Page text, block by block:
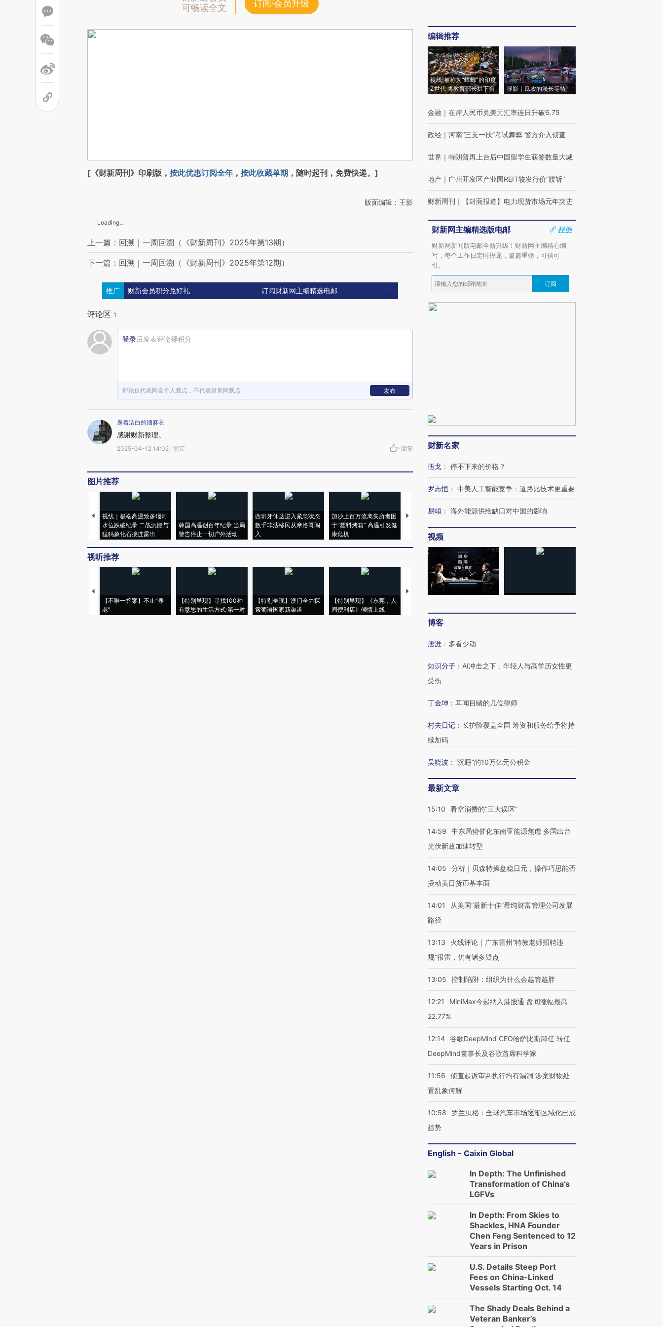
可畅读全文
订阅/会员升级
[《财新周刊》印刷版， 按此优惠订阅全年 ， 按此收藏单期 ，随时起刊，免费快递。]
版面编辑：王影
Loading...
上一篇：回溯｜一周回溯（《财新周刊》2025年第13期）
下一篇：回溯｜一周回溯（《财新周刊》2025年第12期）
推广 财新会员积分兑好礼 订阅财新网主编精选电邮
评论区 1
登录后发表评论得积分
评论仅代表网友个人观点，不代表财新网观点 发布
身着洁白的细麻衣
感谢财新整理。
2025-04-12 14:02 · 浙江 · 回复
图片推荐
视线｜极端高温致多瑙河
水位跌破纪录 二战沉船与
猛犸象化石接连露出
韩国高温创百年纪录 当局
警告停止一切户外活动
西班牙休达进入紧急状态
数千非法移民从摩洛哥闯
入
加沙上百万流离失所者困
于“塑料烤箱” 高温引发健
康危机
马航飞行员跨国走私7万
粒摇头丸 尿检体内含3种
视线｜HYROX的吸金
术：是什么让中产们甘
泽连斯基密集出访美英 索
视听推荐
【不唯一答案】不止“养
老”
【特别呈现】寻找100种
有意思的生活方式·第一对
【特别呈现】澳门全力探
索葡语国家新渠道
【特别呈现】《东莞，人
间便利店》倾情上线
【推广】走进第四届链博
【商旅对话】华住集团
编辑推荐
视线|被称为“蟑螂”的印度
Z世代 将教育部长拱下台
显影｜瓜农的漫长等待
金融 ｜ 在岸人民币兑美元汇率连日升破6.75
政经 ｜ 河南“三支一扶”考试舞弊 警方介入侦查
世界 ｜ 特朗普再上台后中国留学生获签数量大减
地产 ｜ 广州开发区产业园REIT较发行价“腰斩”
财新周刊 ｜ 【封面报道】电力现货市场元年突进
财新网主编精选版电邮
样例
财新网新闻版电邮全新升级！财新网主编精心编
写，每个工作日定时投递，篇篇重磅，可信可
引。
订阅
财新名家
伍戈 ： 停不下来的价格？
罗志恒 ： 中美人工智能竞争：道路比技术更重要
易峘 ： 海外能源供给缺口对中国的影响
视频
博客
唐涯 ： 多看少动
知识分子 ： AI冲击之下，年轻人与高学历女性更
受伤
丁金坤 ： 耳闻目睹的几位律师
村夫日记 ： 长护险覆盖全国 筹资和服务给予将持
续加码
吴晓波 ： “沉睡”的10万亿元公积金
最新文章
15:10 看空消费的“三大误区”
14:59
中东局势催化东南亚能源焦虑 多国出台
光伏新政加速转型
14:05
分析｜贝森特操盘稳日元，操作巧思能否
撬动美日货币基本面
14:01
从美国“最新十佳”看纯财富管理公司发展
路径
13:13
火线评论｜广东雷州“特教老师招聘违
规”很雷，仍有诸多疑点
13:05 控制陷阱：组织为什么会越管越胖
12:21
MiniMax今起纳入港股通 盘间涨幅最高
22.77%
12:14 谷歌DeepMind CEO哈萨比斯卸任 转任
DeepMind董事长及谷歌首席科学家
11:56
侦查起诉审判执行均有漏洞 涉案财物处
置乱象何解
10:58
罗兰贝格：全球汽车市场逐渐区域化已成
趋势
English - Caixin Global
In Depth: The Unfinished
Transformation of China’s
LGFVs
In Depth: From Skies to
Shackles, HNA Founder
Chen Feng Sentenced to 12
Years in Prison
U.S. Details Steep Port
Fees on China-Linked
Vessels Starting Oct. 14
The Shady Deals Behind a
Veteran Banker’s